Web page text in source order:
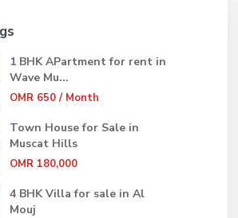
1 BHK APartment for rent in
Wave Mu...
OMR 650 / Month
Town House for Sale in
Muscat Hills
OMR 180,000
4 BHK Villa for sale in Al
Mouj